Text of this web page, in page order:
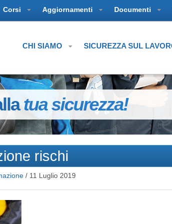
Corsi Aggiornamenti Documenti
CHI SIAMO SICUREZZA SUL
tua sicurezza!
rischi
/ 11 Luglio 2019